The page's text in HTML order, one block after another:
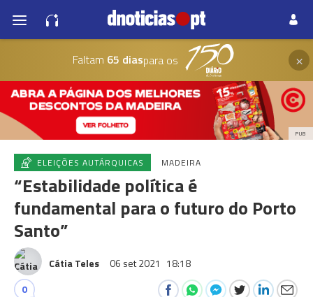
Faltam 65 diaspara os ×
PUB
ELEIÇÕES AUTÁRQUICAS MADEIRA
“Estabilidade política é
fundamental para o futuro do Porto
Santo”
Cátia Teles 06 set 2021 18:18
0